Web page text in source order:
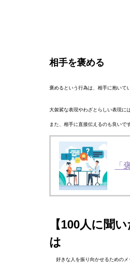
相手を褒める
褒めるという行為は、相手に抱いて
大袈裟な表現やわざとらしい表現に
また、相手に直接伝えるのも良いで
「
【100人に聞
は
好きな人を振り向かせるための